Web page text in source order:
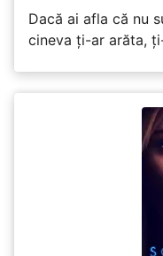
Dacă ai afla că nu
cineva ți-ar arăta,